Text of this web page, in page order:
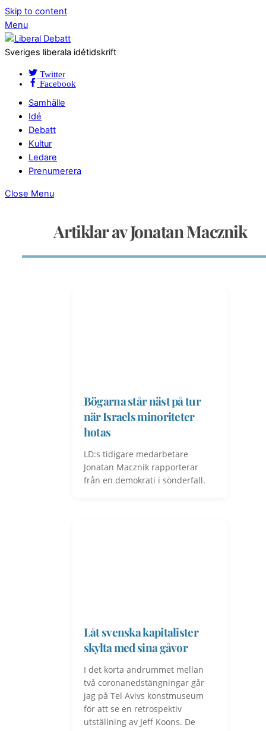
Skip to content
Menu
Sveriges liberala idétidskrift
Twitter
Facebook
Samhälle
Idé
Debatt
Kultur
Ledare
Prenumerera
Close Menu
Artiklar av Jonatan Macznik
Bögarna står näst på tur
när Israels minoriteter
hotas
LD:s tidigare medarbetare
Jonatan Macznik rapporterar
från en demokrati i sönderfall.
Låt svenska kapitalister
skylta med sina gåvor
I det korta andrummet mellan
två coronanedstängningar går
jag på Tel Avivs konstmuseum
för att se en retrospektiv
utställning av Jeff Koons. De